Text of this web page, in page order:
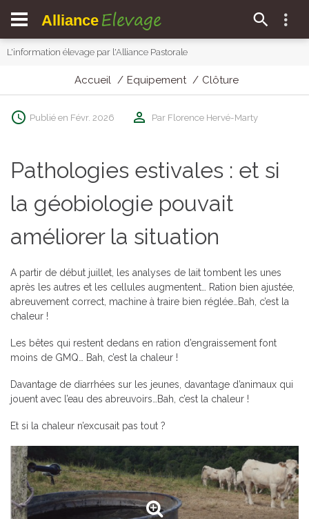
Alliance Elevage
L'information élevage par l'Alliance Pastorale
Accueil Equipement Clôture
Publié en Févr. 2026 Par Florence Hervé-Marty
Pathologies estivales : et si
la géobiologie pouvait
améliorer la situation
A partir de début juillet, les analyses de lait tombent les unes
après les autres et les cellules augmentent… Ration bien ajustée,
abreuvement correct, machine à traire bien réglée…Bah, c’est la
chaleur !
Les bêtes qui restent dedans en ration d’engraissement font
moins de GMQ… Bah, c’est la chaleur !
Davantage de diarrhées sur les jeunes, davantage d’animaux qui
jouent avec l’eau des abreuvoirs…Bah, c’est la chaleur !
Et si la chaleur n’excusait pas tout ?